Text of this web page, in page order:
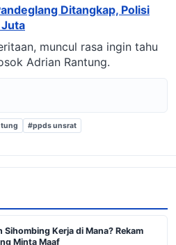
Ditangkap, Polisi
muncul rasa ingin tahu
Adrian Rantung.
#ppds unsrat
Sihombing Kerja di Mana? Rekam
Minta Maaf